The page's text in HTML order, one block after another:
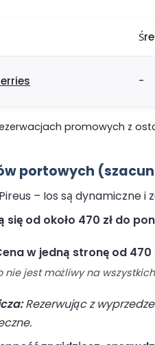
-
promowych z
portowych
– Ios są dynamiczne
od około 470 zł do
w jedną stronę od 470
nie jest możliwy na
Rezerwując z